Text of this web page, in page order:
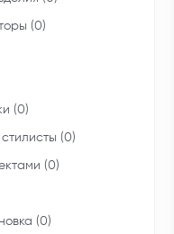
(0)
(0)
(0)
(0)
(0)